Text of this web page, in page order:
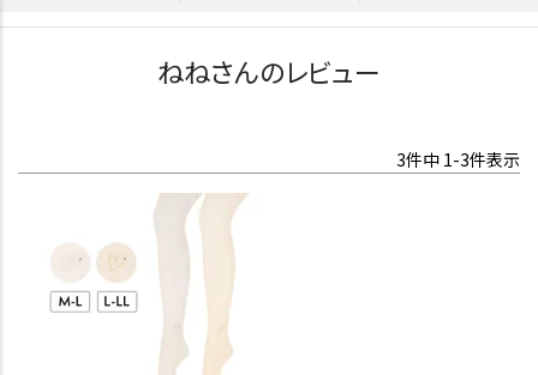
ねねさんのレビュー
3件中 1-3件表示